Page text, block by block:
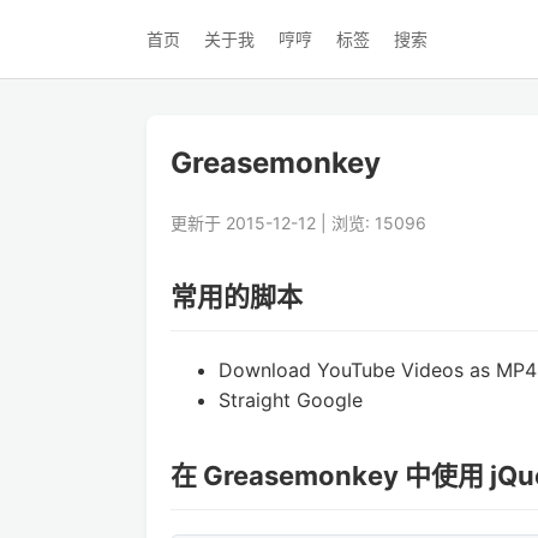
首页 关于我 哼哼 标签 搜索
Greasemonkey
更新于 2015-12-12 | 浏览: 15096
常用的脚本
Download YouTube Videos as MP4
Straight Google
在 Greasemonkey 中使用